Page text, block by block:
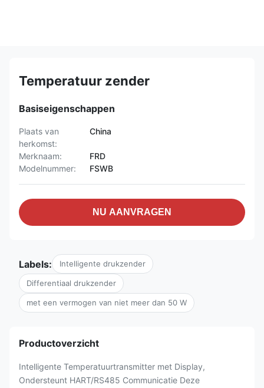
Temperatuur zender
Basiseigenschappen
Plaats van
herkomst:
China
Merknaam:
FRD
Modelnummer:
FSWB
NU AANVRAGEN
Labels: Intelligente drukzender
Differentiaal drukzender
met een vermogen van niet meer dan 50 W
Productoverzicht
Intelligente Temperatuurtransmitter met Display,
Ondersteunt HART/RS485 Communicatie Deze